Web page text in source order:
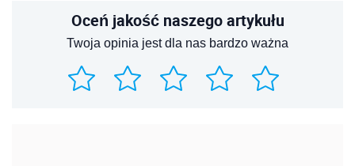
Oceń jakość naszego artykułu
Twoja opinia jest dla nas bardzo ważna